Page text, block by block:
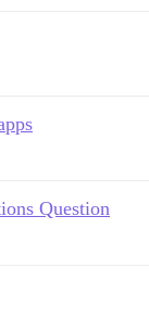
Question